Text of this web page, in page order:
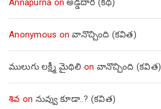
Annapurna onఅడ్డదారి (కథ)
Anonymous onవానొచ్చింది (కవిత)
ములుగు లక్ష్మీ మైథిలి on వానొచ్చింది (కవిత)
శివ on నువ్వు కూడా..? (కవిత)